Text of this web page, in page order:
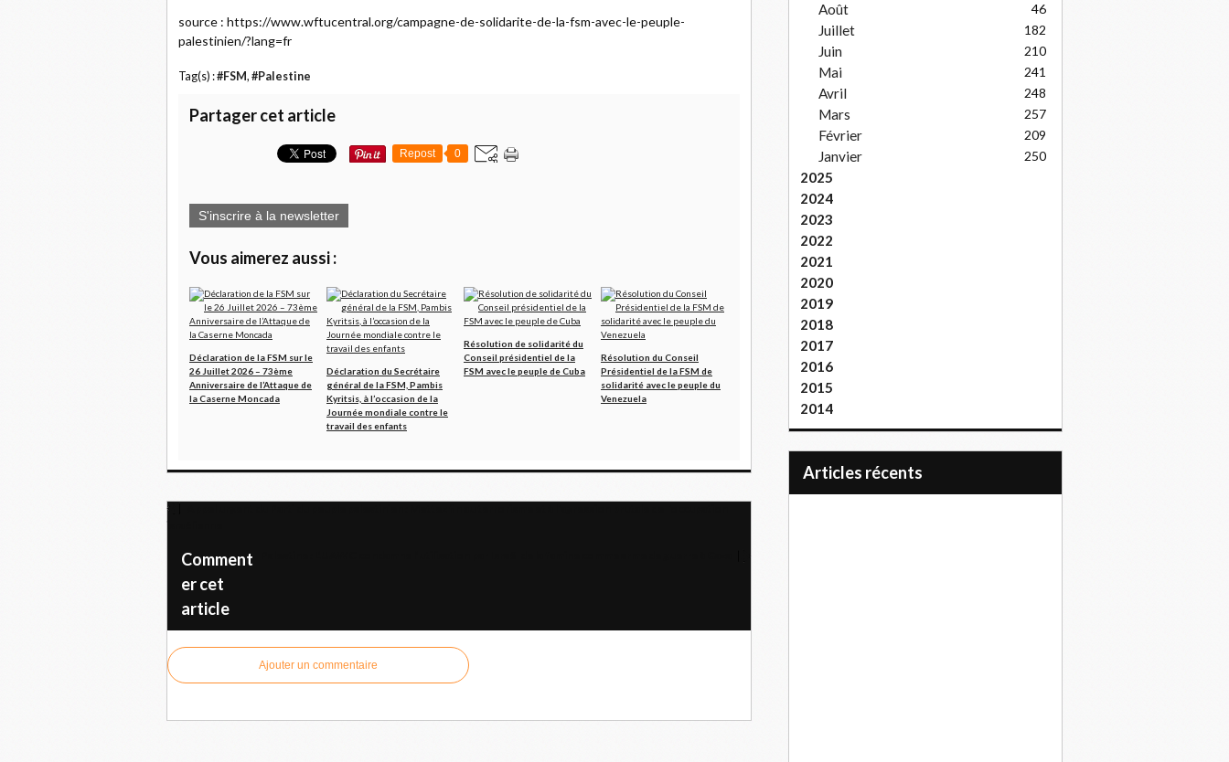
source : https://www.wftucentral.org/campagne-de-solidarite-de-la-fsm-avec-le-peuple-
palestinien/?lang=fr
Tag(s) :#FSM, #Palestine
Partager cet article
Repost 0
S'inscrire à la newsletter
Vous aimerez aussi :
Déclaration de la FSM sur le
26 Juillet 2026 – 73ème
Anniversaire de l’Attaque de
la Caserne Moncada
Déclaration du Secrétaire
général de la FSM, Pambis
Kyritsis, à l’occasion de la
Journée mondiale contre le
travail des enfants
Résolution de solidarité du
Conseil présidentiel de la
FSM avec le peuple de Cuba
Résolution du Conseil
Présidentiel de la FSM de
solidarité avec le peuple du
Venezuela
israélienne
Comment
er cet
article
Ajouter un commentaire
Août
46
Juillet 182
Juin 210
Mai 241
Avril 248
Mars 257
Février 209
Janvier 250
2025
2024
2023
2022
2021
2020
2019
2018
2017
2016
2015
2014
articles récents